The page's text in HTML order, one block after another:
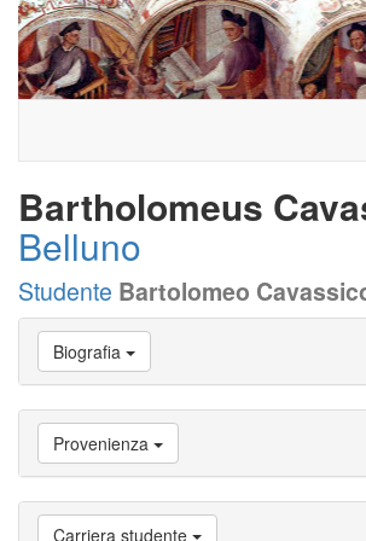
Bartholomeus
Belluno
Studente Bartolomeo
Vai
Biografia
Provenienza
Vai
a
Carriera
Biografia
Provenienza
Carriera studente